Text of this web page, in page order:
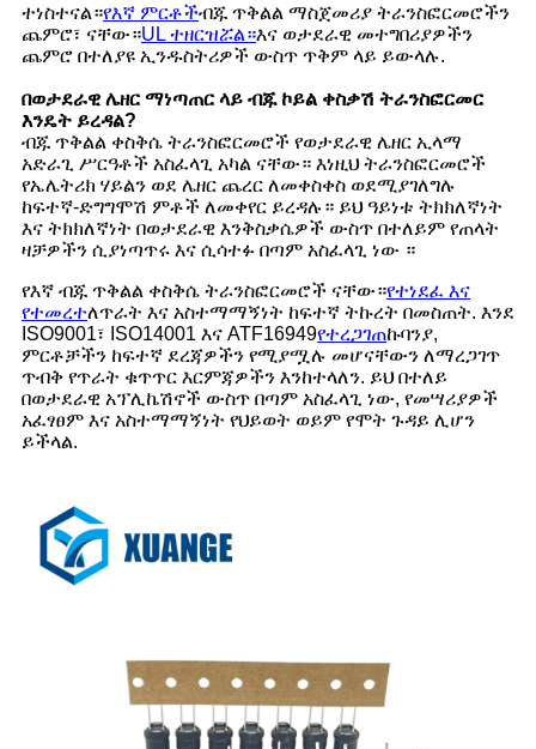
ተነስተናል።የእኛ ምርቶችብጁ ጥቅልል ​​ማስጀመሪያ ትራንስፎርመሮችን
ጨምሮ፣ ናቸው።UL ተዘርዝሯል።እና ወታደራዊ መተግበሪያዎችን
ጨምሮ በተለያዩ ኢንዱስትሪዎች ውስጥ ጥቅም ላይ ይውላሉ.
በወታደራዊ ሌዘር ማነጣጠር ላይ ብጁ ኮይል ቀስቃሽ ትራንስፎርመር
እንዴት ይረዳል?
ብጁ ጥቅልል ​​ቀስቅሴ ትራንስፎርመሮች የወታደራዊ ሌዘር ኢላማ
አድራጊ ሥርዓቶች አስፈላጊ አካል ናቸው። እነዚህ ትራንስፎርመሮች
የኤሌትሪክ ሃይልን ወደ ሌዘር ጨረር ለመቀስቀስ ወደሚያገለግሉ
ከፍተኛ-ድግግሞሽ ምቶች ለመቀየር ይረዳሉ። ይህ ዓይነቱ ትክክለኛነት
እና ትክክለኛነት በወታደራዊ እንቅስቃሴዎች ውስጥ በተለይም የጠላት
ዛቻዎችን ሲያነጣጥሩ እና ሲሳተፉ በጣም አስፈላጊ ነው ።
የእኛ ብጁ ጥቅልል ​​ቀስቅሴ ትራንስፎርመሮች ናቸው።የተነደፈ እና
የተመረተለጥራት እና አስተማማኝነት ከፍተኛ ትኩረት በመስጠት. እንደ
ISO9001፣ ISO14001 እና ATF16949የተረጋገጠኩባንያ,
ምርቶቻችን ከፍተኛ ደረጃዎችን የሚያሟሉ መሆናቸውን ለማረጋገጥ
ጥብቅ የጥራት ቁጥጥር እርምጃዎችን እንከተላለን. ይህ በተለይ
በወታደራዊ አፕሊኬሽኖች ውስጥ በጣም አስፈላጊ ነው, የመሣሪያዎች
አፈፃፀም እና አስተማማኝነት የህይወት ወይም የሞት ጉዳይ ሊሆን
ይችላል.